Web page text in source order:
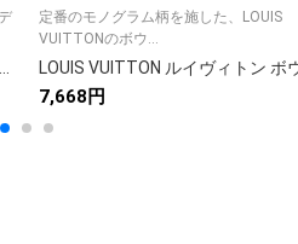
定番のモノグラム柄を施した、LOUIS
VUITTONのボウ...
7,668円